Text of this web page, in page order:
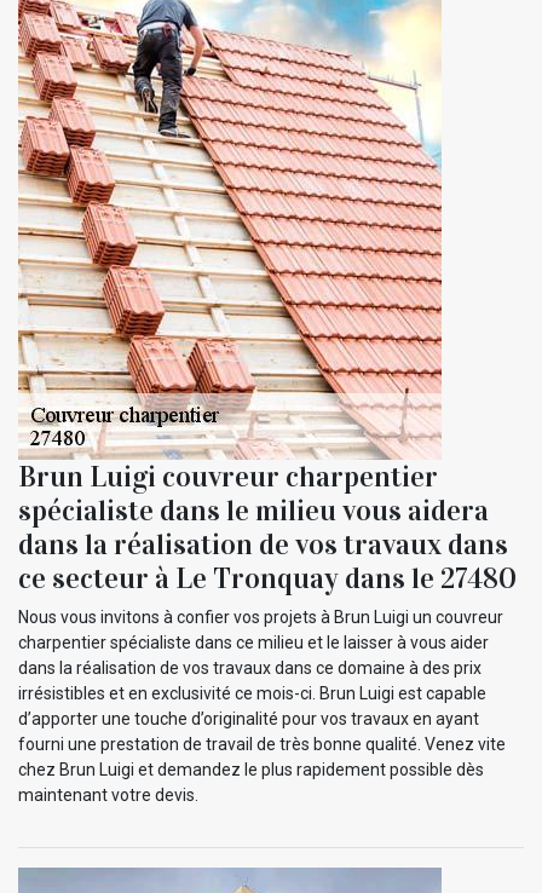
Brun Luigi couvreur charpentier
spécialiste dans le milieu vous aidera
dans la réalisation de vos travaux dans
ce secteur à Le Tronquay dans le 27480
Nous vous invitons à confier vos projets à Brun Luigi un couvreur
charpentier spécialiste dans ce milieu et le laisser à vous aider
dans la réalisation de vos travaux dans ce domaine à des prix
irrésistibles et en exclusivité ce mois-ci. Brun Luigi est capable
d’apporter une touche d’originalité pour vos travaux en ayant
fourni une prestation de travail de très bonne qualité. Venez vite
chez Brun Luigi et demandez le plus rapidement possible dès
maintenant votre devis.